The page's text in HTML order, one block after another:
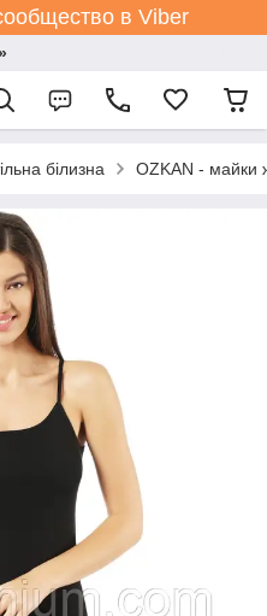
в Viber
білизна OZKAN - майки